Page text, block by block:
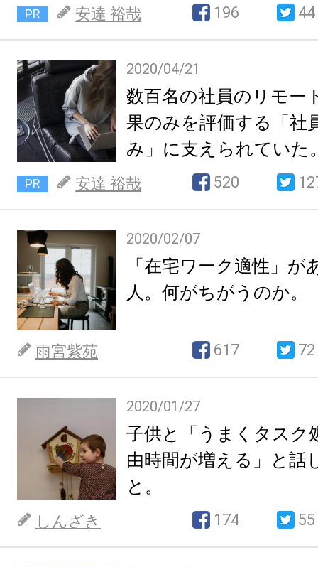
PR 安達 裕哉 196 44
2020/04/21
数百名の社員のリモー
果のみを評価する「社
み」に支えられていた
PR 安達 裕哉 520
2020/02/07
「在宅ワーク適性」が
人。何がちがうのか。
雨宮紫苑 617 72
2020/01/27
子供と「うまくタスク
由時間が増える」と話
と。
しんざき 174 55